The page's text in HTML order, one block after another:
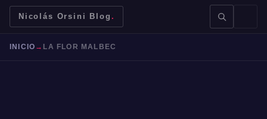
Nicolás Orsini Blog .
INICIO → LA FLOR MALBEC